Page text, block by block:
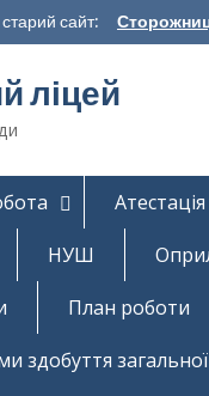
сайт:
ліцей
НУШ
План роботи
здобуття загальної